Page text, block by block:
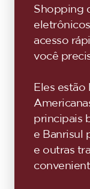
Shopping
acesso
você
Eles
principais
e Banrisul
e outras